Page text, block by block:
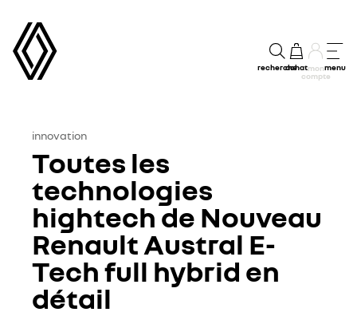
rechercheachatmon
compte
menu
innovation
Toutes les
technologies
hightech de Nouveau
Renault Austral E-
Tech full hybrid en
détail